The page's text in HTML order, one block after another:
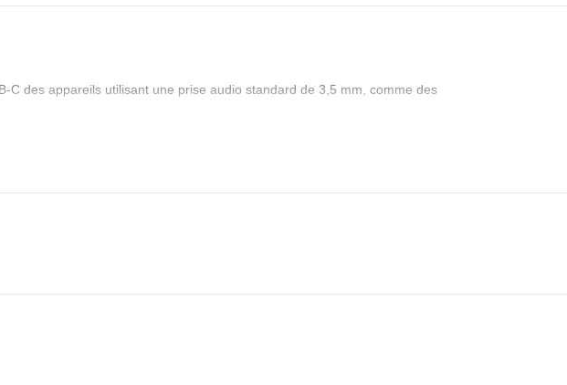
des appareils utilisant une prise audio standard de 3,5 mm, comme des